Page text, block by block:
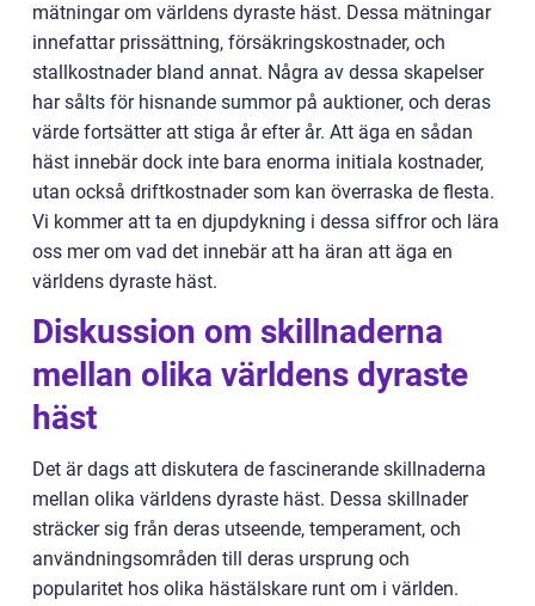
mätningar om världens dyraste häst. Dessa mätningar
innefattar prissättning, försäkringskostnader, och
stallkostnader bland annat. Några av dessa skapelser
har sålts för hisnande summor på auktioner, och deras
värde fortsätter att stiga år efter år. Att äga en sådan
häst innebär dock inte bara enorma initiala kostnader,
utan också driftkostnader som kan överraska de flesta.
Vi kommer att ta en djupdykning i dessa siffror och lära
oss mer om vad det innebär att ha äran att äga en
världens dyraste häst.
Diskussion om skillnaderna
mellan olika världens dyraste
häst
Det är dags att diskutera de fascinerande skillnaderna
mellan olika världens dyraste häst. Dessa skillnader
sträcker sig från deras utseende, temperament, och
användningsområden till deras ursprung och
popularitet hos olika hästälskare runt om i världen.